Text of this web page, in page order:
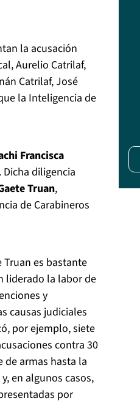
la acusación
Aurelio Catrilaf,
Catrilaf, José
la Inteligencia de
Francisca
diligencia
Truan,
de Carabineros
Truan es bastante
liderado la labor de
y
causas judiciales
por ejemplo, siete
contra 30
armas hasta la
en algunos casos,
por